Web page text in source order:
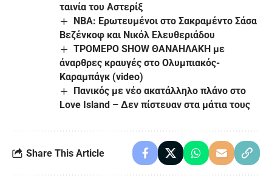
ταινία του Αστερίξ
NBA: Ερωτευμένοι στο Σακραμέντο Σάσα
Βεζένκοφ και Νικόλ Ελευθεριάδου
ΤΡΟΜΕΡΟ SHOW ΘΑΝΑΗΛΑΚΗ με
άναρθρες κραυγές στο Ολυμπιακός-
Καραμπάγκ (video)
Πανικός με νέο ακατάλληλο πλάνο στο
Love Island – Δεν πίστευαν στα μάτια τους
Share This Article